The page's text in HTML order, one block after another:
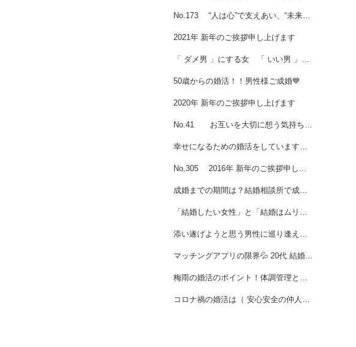
No.173 “人は心”で支えあい、“未来は志”で支えあう！！
2021年 新年のご挨拶申し上げます
「 ダメ男 」にする女 「 いい男 」に育てる女
50歳からの婚活！！男性様ご成婚💙
2020年 新年のご挨拶申し上げます
No.41 お互いを大切に想う気持ちの上に成り立つ努力・・・
幸せになるための婚活をしていますか？女性会員様ご成婚♡
No,305 2016年 新年のご挨拶申し上げます☆
成婚までの期間は？結婚相談所で成婚が早い人・遅い人の特徴
「結婚したい女性」と「結婚はムリな女性」の違い💖女性会員様ご成婚
添い遂げようと思う男性に巡り逢えた♪女性会員様ご成婚☆
マッチングアプリの限界💦 20代 結婚相談所へ入会急増中！女性会員様ご成婚💖
梅雨の婚活のポイント！体調管理と心の姿勢を整えましょう
コロナ禍の婚活は（ 安心安全の仲人型結婚相談所 ）がおススメ！！